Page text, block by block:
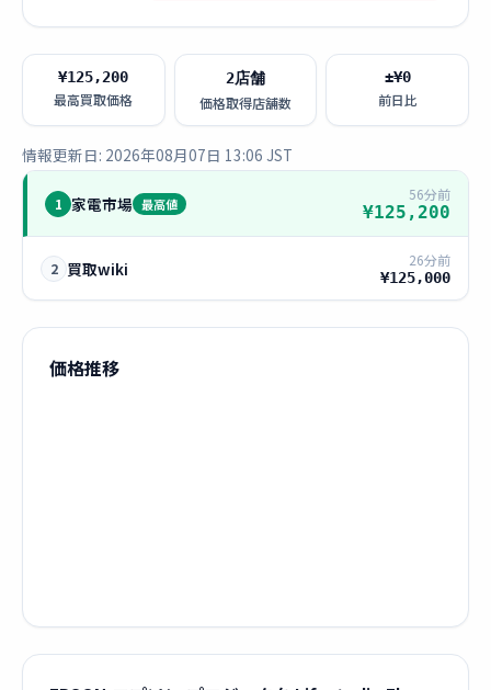
¥125,200
最高買取価格
2店舗
価格取得店舗数
±¥0
前日比
情報更新日: 2026年08月07日 13:06 JST
1 家電市場 最高値
56分前
¥125,200
2 買取wiki 26分前
¥125,000
価格推移